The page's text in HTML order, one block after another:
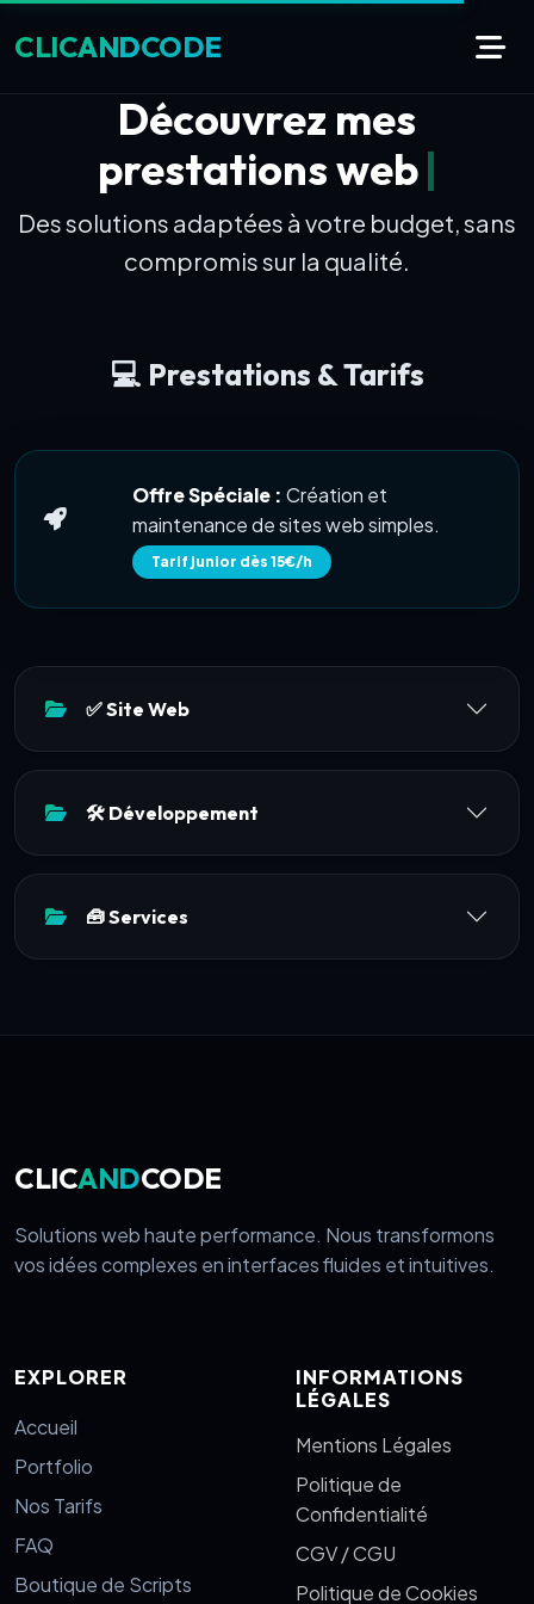
CLICANDCODE
Découvrez mes
prestations web
Des solutions adaptées à votre budget, sans
compromis sur la qualité.
💻 Prestations & Tarifs
Offre Spéciale : Création et
maintenance de sites web simples.
Tarif junior dès 15€/h
✅ Site Web
🛠️ Développement
🧰 Services
CLICANDCODE
Solutions web haute performance. Nous transformons
vos idées complexes en interfaces fluides et intuitives.
EXPLORER
Accueil
Portfolio
Nos Tarifs
FAQ
Boutique de Scripts
INFORMATIONS
LÉGALES
Mentions Légales
Politique de
Confidentialité
CGV / CGU
Politique de Cookies